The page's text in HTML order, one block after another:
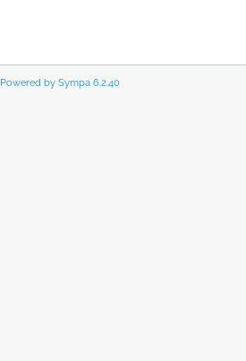
Powered by Sympa 6.2.40